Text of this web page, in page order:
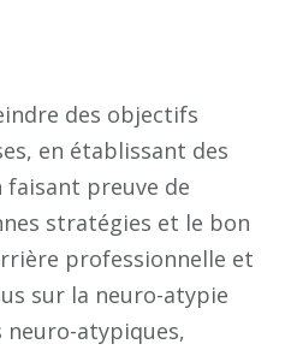
des objectifs
en établissant des
preuve de
stratégies et le bon
professionnelle et
sur la neuro-atypie
atypiques,